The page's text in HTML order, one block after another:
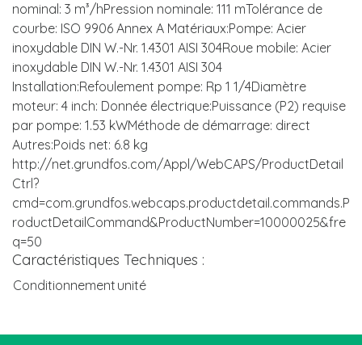
nominal: 3 m³/hPression nominale: 111 mTolérance de
courbe: ISO 9906 Annex A Matériaux:Pompe: Acier
inoxydable DIN W.-Nr. 1.4301 AISI 304Roue mobile: Acier
inoxydable DIN W.-Nr. 1.4301 AISI 304
Installation:Refoulement pompe: Rp 1 1/4Diamètre
moteur: 4 inch: Donnée électrique:Puissance (P2) requise
par pompe: 1.53 kWMéthode de démarrage: direct
Autres:Poids net: 6.8 kg
http://net.grundfos.com/Appl/WebCAPS/ProductDetail
Ctrl?
cmd=com.grundfos.webcaps.productdetail.commands.P
roductDetailCommand&ProductNumber=10000025&fre
q=50
Caractéristiques Techniques :
Conditionnement unité